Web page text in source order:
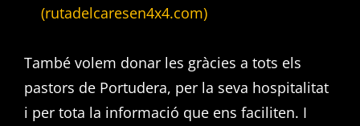
(rutadelcaresen4x4.com)
També volem donar les gràcies a tots els
pastors de Portudera, per la seva hospitalitat
i per tota la informació que ens faciliten. I